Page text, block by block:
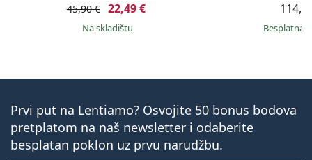
45,90 € 22,49 €
na skladištu Besplatna
Prvi put na Lentiamo? Osvojite 50 bonus bodova
pretplatom na naš newsletter i odaberite
besplatan poklon uz prvu narudžbu.